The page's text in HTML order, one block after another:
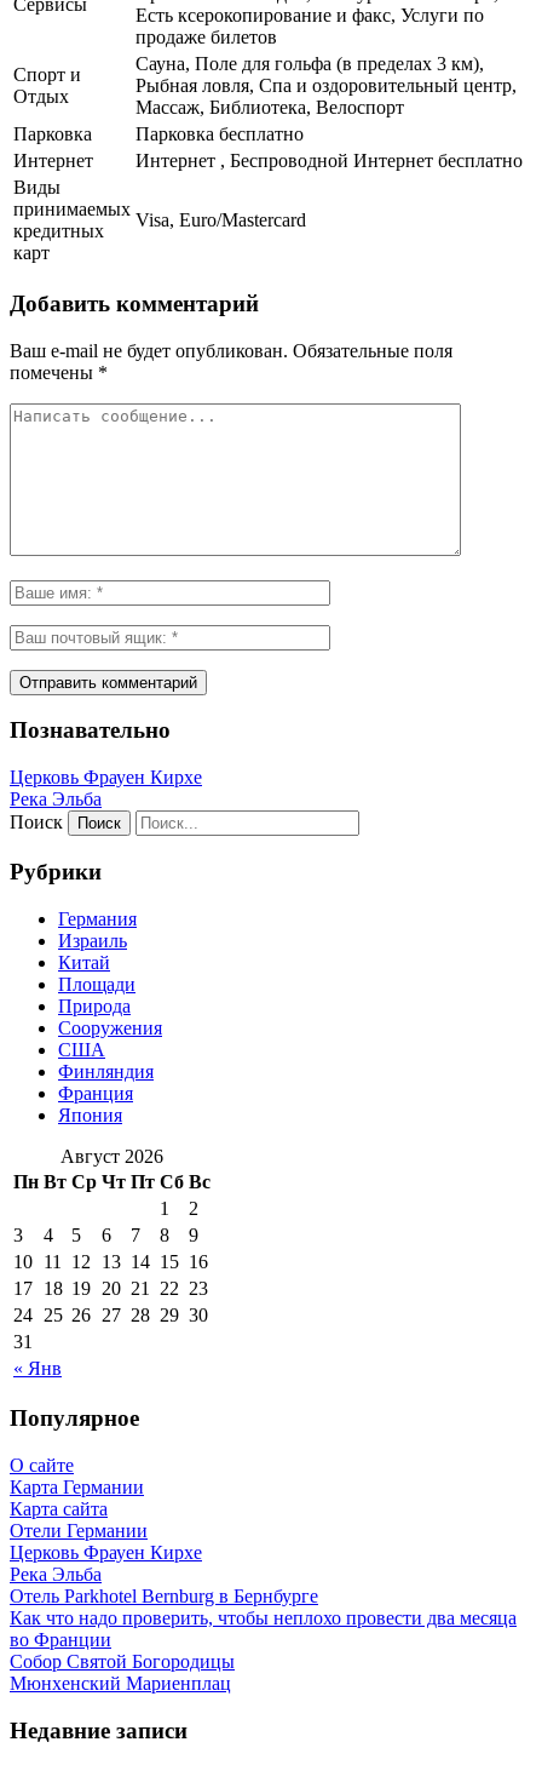
Сервисы
Есть ксерокопирование и факс, Услуги по
продаже билетов
Спорт и
Отдых
Сауна, Поле для гольфа (в пределах 3 км),
Рыбная ловля, Спа и оздоровительный центр,
Массаж, Библиотека, Велоспорт
Парковка
Парковка бесплатно
Интернет
Интернет , Беспроводной Интернет бесплатно
Виды
принимаемых
кредитных
карт
Visa, Euro/Mastercard
Добавить комментарий
Ваш e-mail не будет опубликован. Обязательные поля
помечены *
Познавательно
Церковь Фрауен Кирхе
Река Эльба
Поиск
Рубрики
Германия
Израиль
Китай
Площади
Природа
Сооружения
США
Финляндия
Франция
Япония
Август 2026
Пн Вт Ср Чт Пт Сб Вс
« Янв
1
2
3
4 5 6 7 8
9
10 11 12 13 14 15 16
17 18 19 20 21 22 23
24 25 26 27 28 29 30
31
Популярное
О сайте
Карта Германии
Карта сайта
Отели Германии
Церковь Фрауен Кирхе
Река Эльба
Отель Parkhotel Bernburg в Бернбурге
Как что надо проверить, чтобы неплохо провести два месяца
во Франции
Собор Святой Богородицы
Мюнхенский Мариенплац
Недавние записи